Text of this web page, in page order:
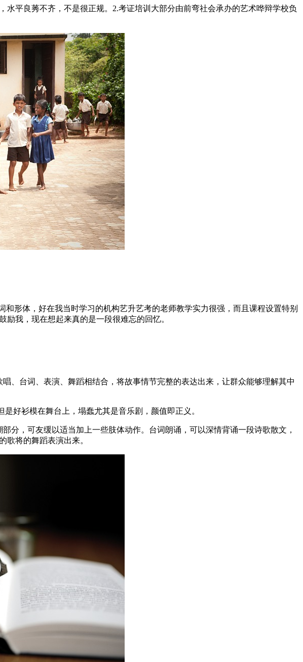
平良莠不齐，不是很正规。2.考证培训大部分由前弯社会承办的艺术哗辩学校负
形体，好在我当时学习的机构艺升艺考的老师教学实力很强，而且课程设置特别
我，现在想起来真的是一段很难忘的回忆。
、台词、表演、舞蹈相结合，将故事情节完整的表达出来，让群众能够理解其中
好衫模在舞台上，塌蠢尤其是音乐剧，颜值即正义。
分，可友缓以适当加上一些肢体动作。台词朗诵，可以深情背诵一段诗歌散文，
歌将的舞蹈表演出来。